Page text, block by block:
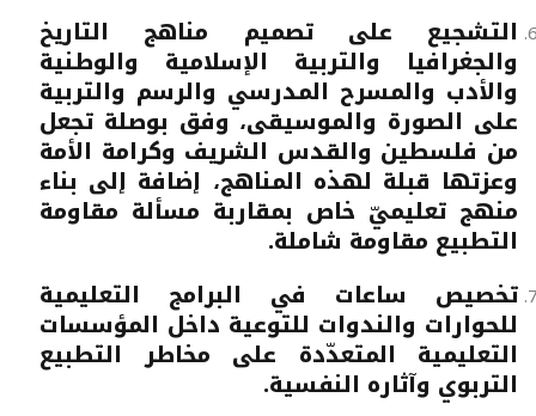
التشجيع على تصميم مناهج التاريخ
والجغرافيا والتربية الإسلامية والوطنية
والأدب والمسرح المدرسي والرسم والتربية
على الصورة والموسيقى، وفق بوصلة تجعل
من فلسطين والقدس الشريف وكرامة الأمة
وعزتها قبلة لهذه المناهج، إضافة إلى بناء
منهج تعليميّ خاص بمقاربة مسألة مقاومة
التطبيع مقاومة شاملة.
تخصيص ساعات في البرامج التعليمية
للحوارات والندوات للتوعية داخل المؤسسات
التعليمية المتعدّدة على مخاطر التطبيع
التربوي وآثاره النفسية.